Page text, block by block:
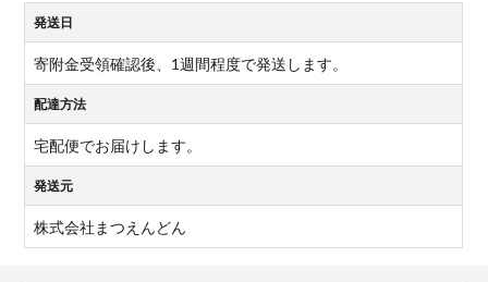
発送日
寄附金受領確認後、1週間程度で発送します。
配達方法
宅配便でお届けします。
発送元
株式会社まつえんどん